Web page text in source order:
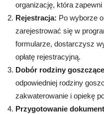
organizację, która
Rejestracja: Po wyborze
zarejestrować się w
formularze, dostarczysz
opłatę rejestracyjną.
Dobór rodziny
odpowiedniej rodziny
zakwaterowanie i opiekę
Przygotowanie